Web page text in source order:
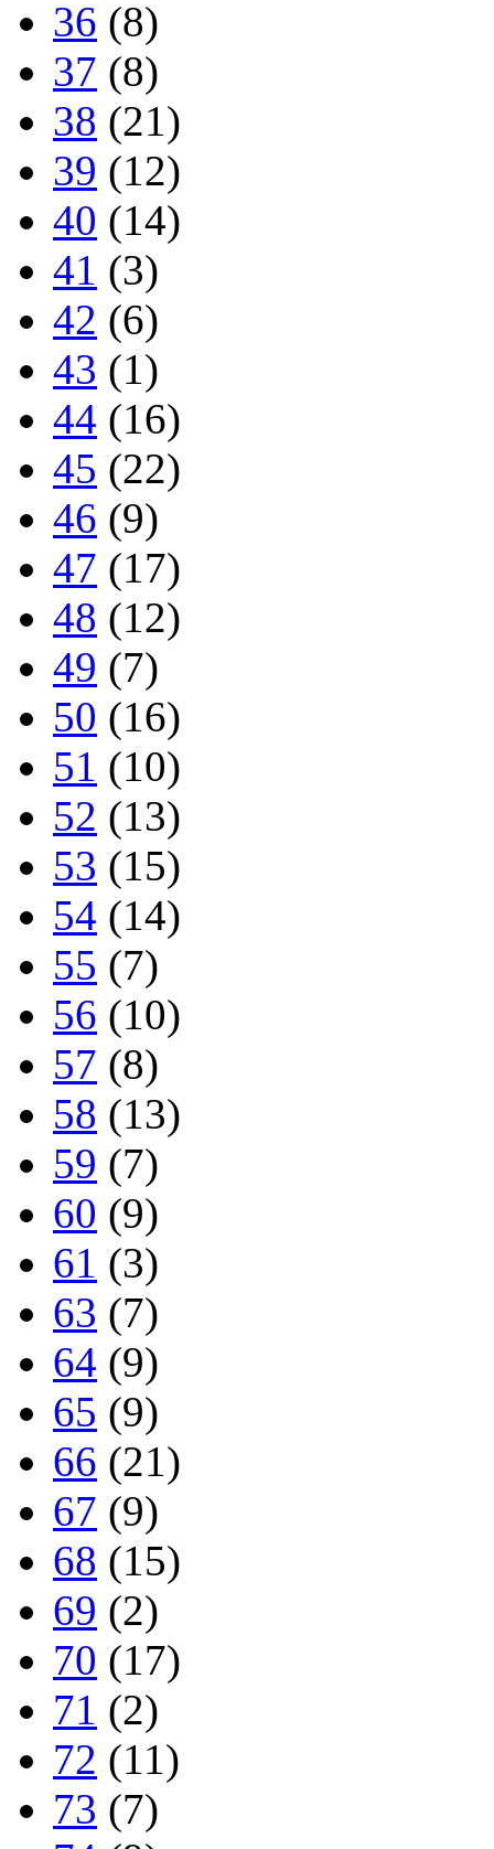
36 (8)
37 (8)
38 (21)
39 (12)
40 (14)
41 (3)
42 (6)
43 (1)
44 (16)
45 (22)
46 (9)
47 (17)
48 (12)
49 (7)
50 (16)
51 (10)
52 (13)
53 (15)
54 (14)
55 (7)
56 (10)
57 (8)
58 (13)
59 (7)
60 (9)
61 (3)
63 (7)
64 (9)
65 (9)
66 (21)
67 (9)
68 (15)
69 (2)
70 (17)
71 (2)
72 (11)
73 (7)